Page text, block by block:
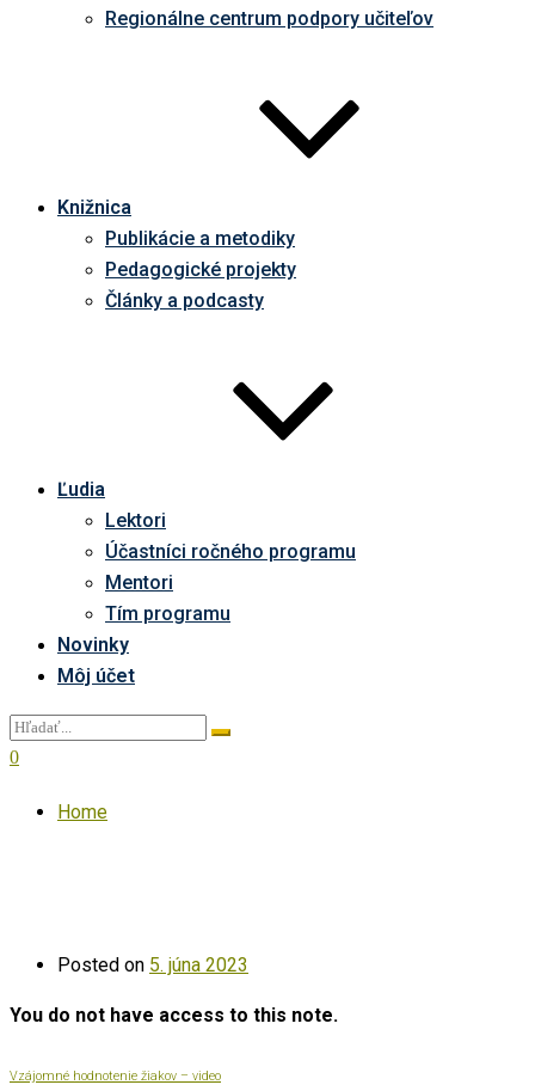
Regionálne centrum podpory učiteľov
Knižnica
Publikácie a metodiky
Pedagogické projekty
Články a podcasty
Ľudia
Lektori
Účastníci ročného programu
Mentori
Tím programu
Novinky
Môj účet
0
Home
Posted on 5. júna 2023
You do not have access to this note.
Vzájomné hodnotenie žiakov – video